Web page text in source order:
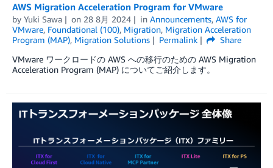
AWS Migration Acceleration Program for VMware
by Yuki Sawa on 28 8月 2024 in Announcements, AWS for
VMware, Foundational (100), Migration, Migration Acceleration
Program (MAP), Migration Solutions Permalink
Share
VMware ワークロードの AWS への移行のための AWS Migration
Acceleration Program (MAP) についてご紹介します。